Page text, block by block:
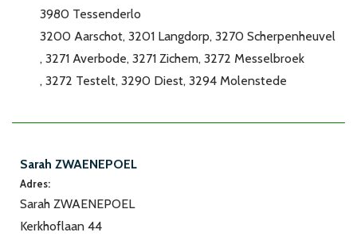
3980 Tessenderlo
3200 Aarschot 3201 Langdorp 3270 Scherpenheuvel
3271 Averbode 3271 Zichem 3272 Messelbroek
3272 Testelt 3290 Diest 3294 Molenstede
Sarah ZWAENEPOEL
Adres:
Sarah ZWAENEPOEL
Kerkhoflaan 44